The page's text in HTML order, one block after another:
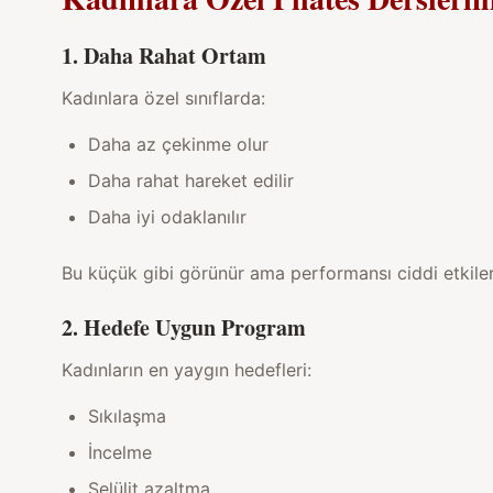
1. Daha Rahat Ortam
Kadınlara özel sınıflarda:
Daha az çekinme olur
Daha rahat hareket edilir
Daha iyi odaklanılır
Bu küçük gibi görünür ama performansı ciddi
2. Hedefe Uygun Program
Kadınların en yaygın hedefleri:
Sıkılaşma
İncelme
Selülit azaltma